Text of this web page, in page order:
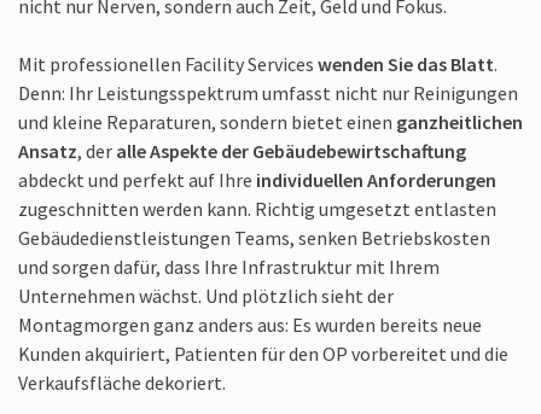
nicht nur Nerven, sondern auch Zeit, Geld und Fokus.
Mit professionellen Facility Services wenden Sie das Blatt.
Denn: Ihr Leistungsspektrum umfasst nicht nur Reinigungen
und kleine Reparaturen, sondern bietet einen ganzheitlichen
Ansatz, der alle Aspekte der Gebäude­bewirtschaftung
abdeckt und perfekt auf Ihre individuellen Anforderungen
zugeschnitten werden kann. Richtig umgesetzt entlasten
Gebäude­dienstleistungen Teams, senken Betriebskosten
und sorgen dafür, dass Ihre Infrastruktur mit Ihrem
Unternehmen wächst. Und plötzlich sieht der
Montagmorgen ganz anders aus: Es wurden bereits neue
Kunden akquiriert, Patienten für den OP vorbereitet und die
Verkaufsfläche dekoriert.